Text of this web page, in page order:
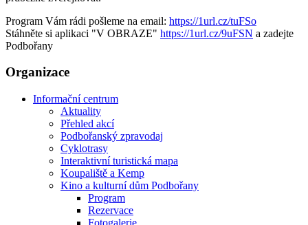
Program Vám rádi pošleme na email: https://1url.cz/tuFSo
Stáhněte si aplikaci "V OBRAZE" https://1url.cz/9uFSN a zadejte
Podbořany
Organizace
Informační centrum
Aktuality
Přehled akcí
Podbořanský zpravodaj
Cyklotrasy
Interaktivní turistická mapa
Koupaliště a Kemp
Kino a kulturní dům Podbořany
Program
Rezervace
Fotogalerie